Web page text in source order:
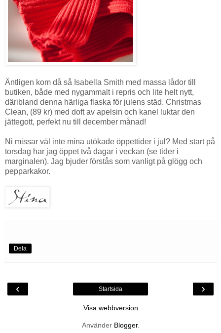
Äntligen kom då så Isabella Smith med massa lådor till
butiken, både med nygammalt i repris och lite helt nytt,
däribland denna härliga flaska för julens städ. Christmas
Clean, (89 kr) med doft av apelsin och kanel luktar den
jättegott, perfekt nu till december månad!
Ni missar väl inte mina utökade öppettider i jul? Med start på
torsdag har jag öppet två dagar i veckan (se tider i
marginalen). Jag bjuder förstås som vanligt på glögg och
pepparkakor.
Dela
‹ ›
Startsida
Visa webbversion
Använder Blogger.